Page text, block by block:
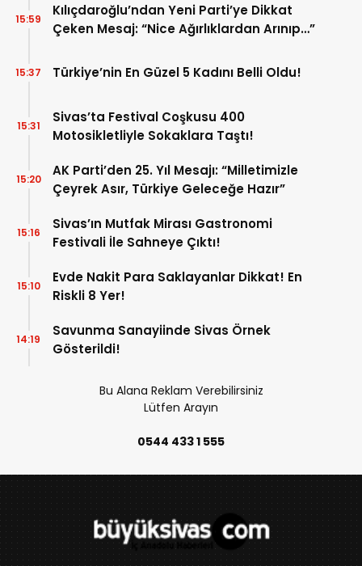
Kılıçdaroğlu’ndan Yeni Parti’ye Dikkat
Çeken Mesaj: “Nice Ağırlıklardan Arınıp…”
15:59
Türkiye’nin En Güzel 5 Kadını Belli Oldu!
15:37
Sivas’ta Festival Coşkusu 400
Motosikletliyle Sokaklara Taştı!
15:31
AK Parti’den 25. Yıl Mesajı: “Milletimizle
Çeyrek Asır, Türkiye Geleceğe Hazır”
15:20
Sivas’ın Mutfak Mirası Gastronomi
Festivali İle Sahneye Çıktı!
15:16
Evde Nakit Para Saklayanlar Dikkat! En
Riskli 8 Yer!
15:10
Savunma Sanayiinde Sivas Örnek
Gösterildi!
14:19
Bu Alana Reklam Verebilirsiniz
Lütfen Arayın
0544 433 1 555